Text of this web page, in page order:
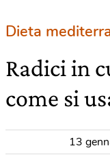
Dieta
Radici in
come si
13